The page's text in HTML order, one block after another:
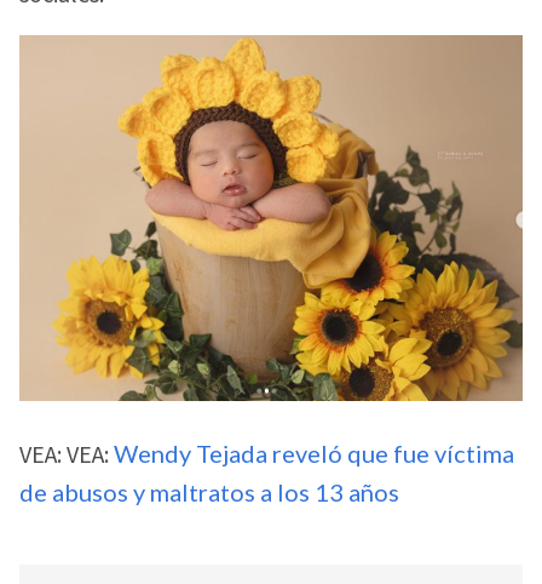
VEA: VEA: Wendy Tejada reveló que fue víctima
de abusos y maltratos a los 13 años